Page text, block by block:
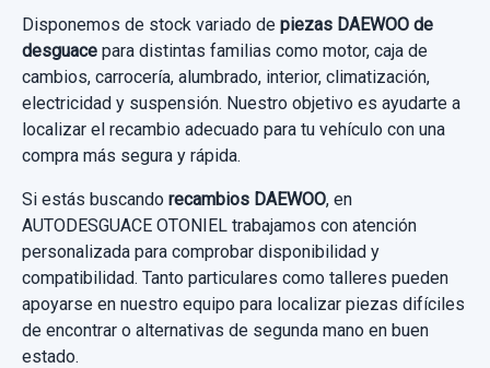
IZQUIERDO
BRAZO SUSPENSION INFERIOR
DELANTERO... usado.
DAEWOO LANOS 1.3 G
Garantía 1 año
Ref:630591
30,00 €
Sin IVA, gastos de envío no incluidos.
Disponemos de stock variado de piezas DAEWOO de
desguace para distintas familias como motor, caja de
cambios, carrocería, alumbrado, interior, climatización,
electricidad y suspensión. Nuestro objetivo es ayudarte a
localizar el recambio adecuado para tu vehículo con una
compra más segura y rápida.
Si estás buscando recambios DAEWOO, en
AUTODESGUACE OTONIEL trabajamos con atención
personalizada para comprobar disponibilidad y
compatibilidad. Tanto particulares como talleres pueden
apoyarse en nuestro equipo para localizar piezas difíciles
de encontrar o alternativas de segunda mano en buen
estado.